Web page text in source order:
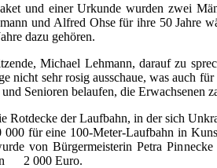
und einer Urkunde wurden zwei
und Alfred Ohse für ihre 50 Jahre
dazu gehören.
Michael Lehmann, darauf zu
nicht sehr rosig ausschaue, was auch
Senioren belaufen, die Erwachsenen
Rotdecke der Laufbahn, in der sich
für eine 100-Meter-Laufbahn in
von Bürgermeisterin Petra
2 000 Euro.